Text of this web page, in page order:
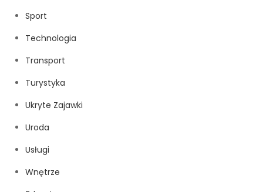
Sport
Technologia
Transport
Turystyka
Ukryte Zajawki
Uroda
Usługi
Wnętrze